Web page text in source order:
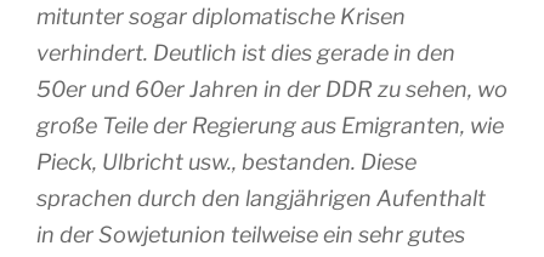
mitunter sogar diplomatische Krisen
verhindert. Deutlich ist dies gerade in den
50er und 60er Jahren in der DDR zu sehen, wo
große Teile der Regierung aus Emigranten, wie
Pieck, Ulbricht usw., bestanden. Diese
sprachen durch den langjährigen Aufenthalt
in der Sowjetunion teilweise ein sehr gutes